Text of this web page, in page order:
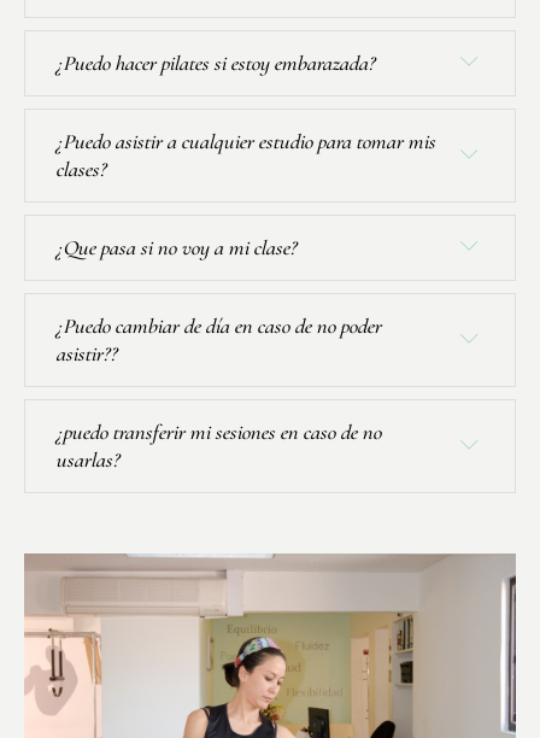
¿Puedo hacer pilates si estoy embarazada?
¿Puedo asistir a cualquier estudio para tomar mis
clases?
¿Que pasa si no voy a mi clase?
¿Puedo cambiar de día en caso de no poder
asistir??
¿puedo transferir mi sesiones en caso de no
usarlas?